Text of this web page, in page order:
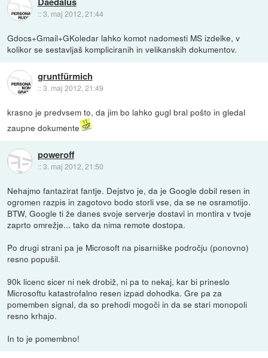
::3. maj 2012, 21:44
Gdocs+Gmail+GKoledar lahko komot nadomesti MS izdelke, v
kolikor se sestavljaš kompliciranih in velikanskih dokumentov.
gruntfürmich
::3. maj 2012, 21:49
krasno je predvsem to, da jim bo lahko gugl bral pošto in gledal
zaupne dokumente
poweroff
::3. maj 2012, 21:50
Nehajmo fantazirat fantje. Dejstvo je, da je Google dobil resen in
ogromen razpis in zagotovo bodo storli vse, da se ne osramotijo.
BTW, Google ti že danes svoje serverje dostavi in montira v tvoje
zaprto omrežje... tako da nima remote dostopa.
Po drugi strani pa je Microsoft na pisarniške področju (ponovno)
resno popušil.
90k licenc sicer ni nek drobiž, ni pa to nekaj, kar bi prineslo
Microsoftu katastrofalno resen izpad dohodka. Gre pa za
pomemben signal, da so prehodi mogoči in da se stari monopoli
resno krhajo.
In to je pomembno!